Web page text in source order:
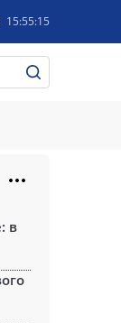
15:55:15
в